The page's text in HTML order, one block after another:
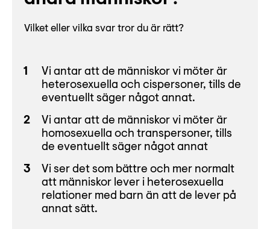
Vilket eller vilka svar tror du är rätt?
Vi antar att de människor vi möter är
heterosexuella och cispersoner, tills de
eventuellt säger något annat.
Vi antar att de människor vi möter är
homosexuella och transpersoner, tills
de eventuellt säger något annat
Vi ser det som bättre och mer normalt
att människor lever i heterosexuella
relationer med barn än att de lever på
annat sätt.